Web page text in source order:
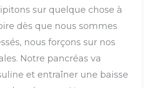
sur quelque chose à
dès que nous sommes
nous forçons sur nos
Notre pancréas va
et entraîner une baisse